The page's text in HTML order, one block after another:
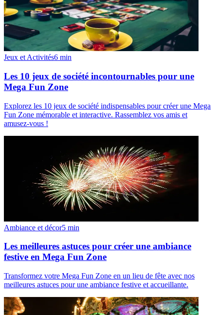
Jeux et Activités6 min
Les 10 jeux de société incontournables pour une
Mega Fun Zone
Explorez les 10 jeux de société indispensables pour créer une Mega
Fun Zone mémorable et interactive. Rassemblez vos amis et
amusez-vous !
Ambiance et décor5 min
Les meilleures astuces pour créer une ambiance
festive en Mega Fun Zone
Transformez votre Mega Fun Zone en un lieu de fête avec nos
meilleures astuces pour une ambiance festive et accueillante.